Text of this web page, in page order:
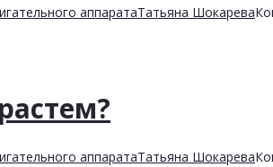
аппаратаТатьяна Шокарева
аппаратаТатьяна Шокарева